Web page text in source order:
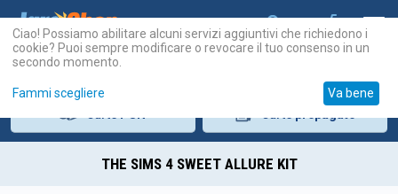
THE SIMS 4 SWEET ALLURE KIT
Ciao! Possiamo abilitare alcuni servizi aggiuntivi che richiedono i
cookie? Puoi sempre modificare o revocare il tuo consenso in un
secondo momento.
Fammi scegliere Va bene